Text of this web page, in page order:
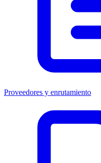
Proveedores y enrutamiento